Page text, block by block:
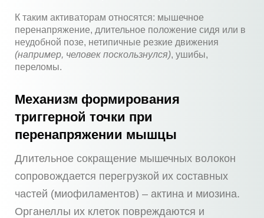
К таким активаторам относятся: мышечное
перенапряжение, длительное положение сидя или в
неудобной позе, нетипичные резкие движения
(например, человек поскользнулся), ушибы,
переломы.
Механизм формирования
триггерной точки при
перенапряжении мышцы
Длительное сокращение мышечных волокон
сопровождается перегрузкой их составных
частей (миофиламентов) – актина и миозина.
Органеллы их клеток повреждаются и